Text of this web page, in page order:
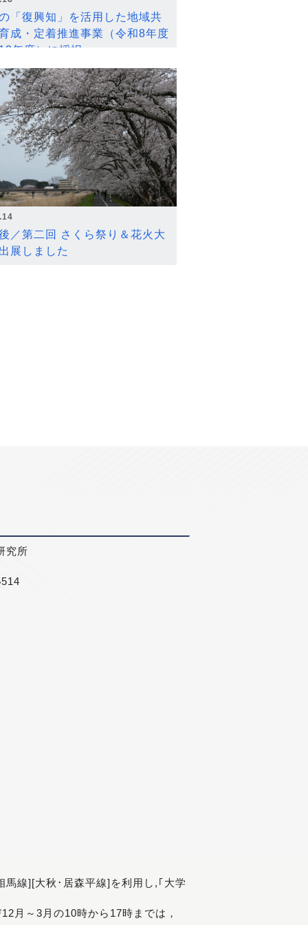
「復興知」を活用した地域共
成・定着推進事業（令和8年度
年度）に採択
／第二回 さくら祭り＆花火大
展しました
究所
線][大秋･居森平線]を利用し,｢大学
月～3月の10時から17時までは，